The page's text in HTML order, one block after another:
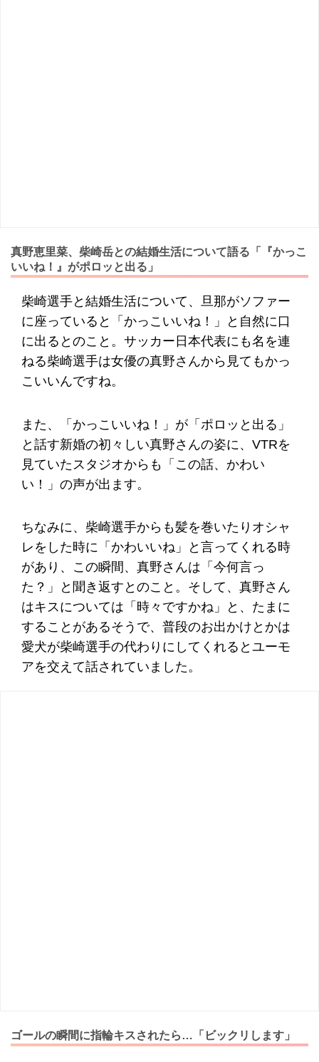
真野恵里菜、柴崎岳との結婚生活について語る「『かっこ
いいね！』がポロッと出る」
柴崎選手と結婚生活について、旦那がソファー
に座っていると「かっこいいね！」と自然に口
に出るとのこと。サッカー日本代表にも名を連
ねる柴崎選手は女優の真野さんから見てもかっ
こいいんですね。
また、「かっこいいね！」が「ポロッと出る」
と話す新婚の初々しい真野さんの姿に、VTRを
見ていたスタジオからも「この話、かわい
い！」の声が出ます。
ちなみに、柴崎選手からも髪を巻いたりオシャ
レをした時に「かわいいね」と言ってくれる時
があり、この瞬間、真野さんは「今何言っ
た？」と聞き返すとのこと。そして、真野さん
はキスについては「時々ですかね」と、たまに
することがあるそうで、普段のお出かけとかは
愛犬が柴崎選手の代わりにしてくれるとユーモ
アを交えて話されていました。
ゴールの瞬間に指輪キスされたら…「ビックリします」